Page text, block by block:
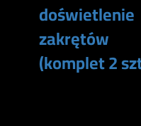
doświetlenie
zakrętów
(komplet 2